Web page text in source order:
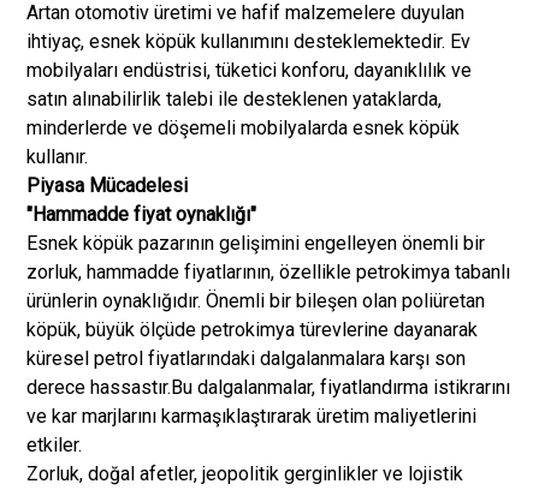
Artan otomotiv üretimi ve hafif malzemelere duyulan
ihtiyaç, esnek köpük kullanımını desteklemektedir. Ev
mobilyaları endüstrisi, tüketici konforu, dayanıklılık ve
satın alınabilirlik talebi ile desteklenen yataklarda,
minderlerde ve döşemeli mobilyalarda esnek köpük
kullanır.
Piyasa Mücadelesi
"Hammadde fiyat oynaklığı"
Esnek köpük pazarının gelişimini engelleyen önemli bir
zorluk, hammadde fiyatlarının, özellikle petrokimya tabanlı
ürünlerin oynaklığıdır. Önemli bir bileşen olan poliüretan
köpük, büyük ölçüde petrokimya türevlerine dayanarak
küresel petrol fiyatlarındaki dalgalanmalara karşı son
derece hassastır.Bu dalgalanmalar, fiyatlandırma istikrarını
ve kar marjlarını karmaşıklaştırarak üretim maliyetlerini
etkiler.
Zorluk, doğal afetler, jeopolitik gerginlikler ve lojistik